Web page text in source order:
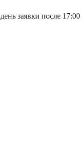
заявки после 17:00